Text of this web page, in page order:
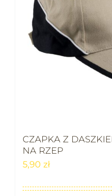
CZAPKA Z
NA RZEP
5,90 zł